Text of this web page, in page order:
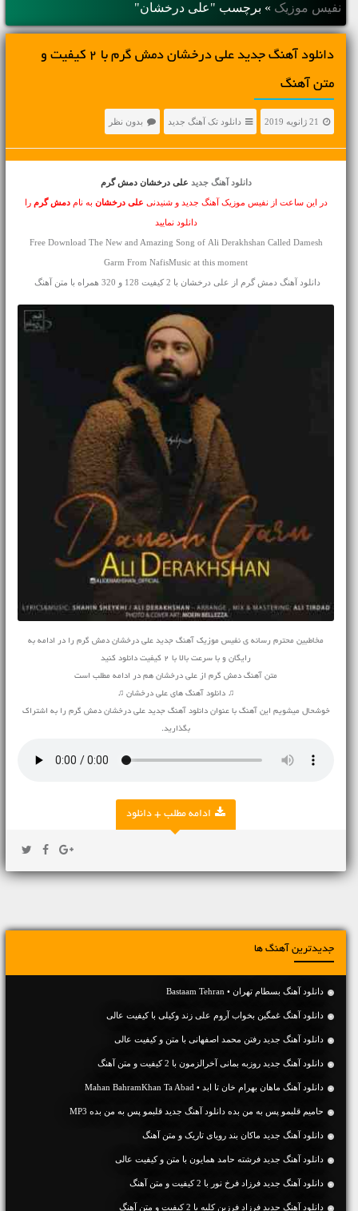
نفیس موزیک » برچسب "علی درخشان"
دانلود آهنگ جديد علی درخشان دمش گرم با 2 کیفیت و
متن آهنگ
21 ژانویه 2019 دانلود تک آهنگ جدید بدون نظر
دانلود آهنگ جدید علی درخشان دمش گرم
در این ساعت از نفیس موزیک آهنگ جدید و شنیدنی علی درخشان به نامدمش گرم را
دانلود نمایید
Free Download The New and Amazing Song of Ali Derakhshan Called Damesh
Garm From NafisMusic at this moment
دانلود آهنگ دمش گرم از علی درخشان با 2 کیفیت 128 و 320 همراه با متن آهنگ
مخاطبین محترم رسانه ی نفیس موزیک آهنگ جدید علی درخشان دمش گرم را در ادامه به
رایگان و با سرعت بالا با 2 کیفیت دانلود کنید
متن آهنگ دمش گرم از علی درخشان هم در ادامه مطلب است
♫ دانلود آهنگ های علی درخشان ♫
خوشحال میشویم این آهنگ با عنوان دانلود آهنگ جدید علی درخشان دمش گرم را به اشتراک
بگذارید.
ادامه مطلب + دانلود
جدیدترین آهنگ ها
دانلود آهنگ بسطام تهران • Bastaam Tehran
دانلود آهنگ غمگین بخواب آروم علی زند وکیلی با کیفیت عالی
دانلود آهنگ جديد رفتن محمد اصفهانی با متن و کیفیت عالی
دانلود آهنگ جديد روزبه بمانی آخرالزمون با 2 کیفیت و متن آهنگ
دانلود آهنگ ماهان بهرام خان تا ابد • Mahan BahramKhan Ta Abad
حامیم قلبمو پس به من بده دانلود آهنگ جدید قلبمو پس به من بده MP3
دانلود آهنگ جديد ماکان بند رویای تاریک و متن آهنگ
دانلود آهنگ جديد فرشته حامد همایون با متن و کیفیت عالی
دانلود آهنگ جديد فرزاد فرخ نور با 2 کیفیت و متن آهنگ
دانلود آهنگ جديد فرزاد فرزین کلبه با 2 کیفیت و متن آهنگ